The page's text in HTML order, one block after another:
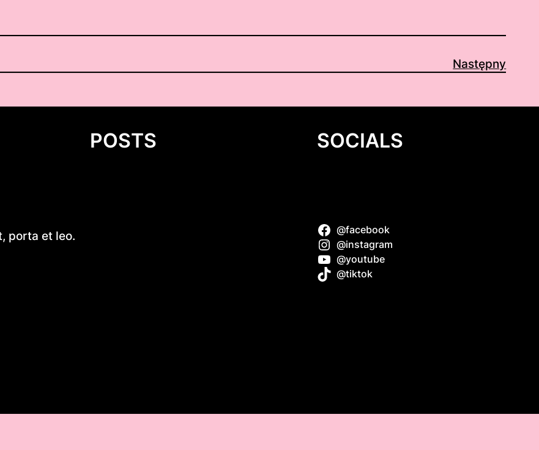
Następny
porta et leo.
POSTS
Simen Tiller
SOCIALS
@facebook
@instagram
@youtube
@tiktok